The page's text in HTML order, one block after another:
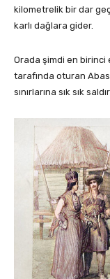
kilometrelik bir dar
karlı dağlara gider.
Orada şimdi en birinci
tarafında oturan
sınırlarına sık sık